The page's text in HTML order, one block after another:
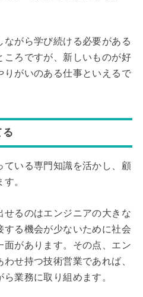
がら学び続ける必要がある
ころですが、新しいものが好
りがいのある仕事といえるで
る
ている専門知識を活かし、顧
。
せるのはエンジニアの大きな
する機会が少ないために社会
面があります。その点、エン
せ持つ技術営業であれば、
業務に取り組めます。